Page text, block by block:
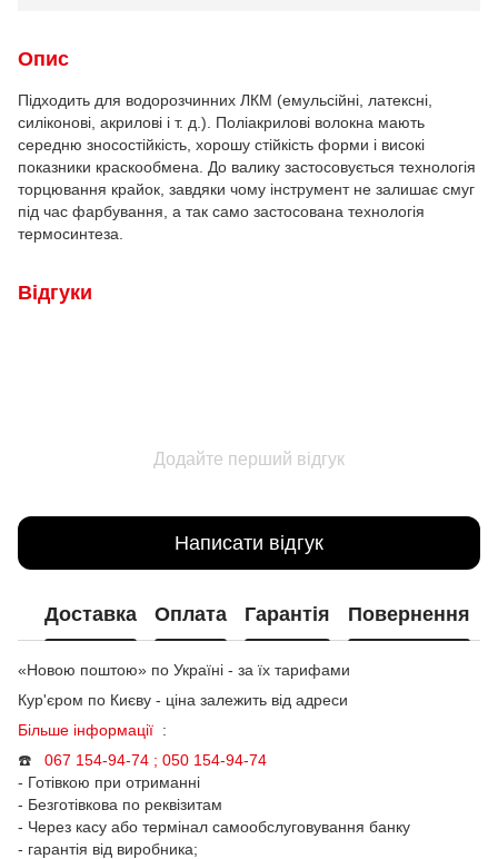
Опис
Підходить для водорозчинних ЛКМ (емульсійні, латексні,
силіконові, акрилові і т. д.). Поліакрилові волокна мають
середню зносостійкість, хорошу стійкість форми і високі
показники краскообмена. До валику застосовується технологія
торцювання крайок, завдяки чому інструмент не залишає смуг
під час фарбування, а так само застосована технологія
термосинтеза.
Відгуки
Додайте перший відгук
Написати відгук
Доставка Оплата Гарантія Повернення
«Новою поштою» по Україні - за їх тарифами
Кур'єром по Києву - ціна залежить від адреси
Більше інформації :
☎️ 067 154-94-74 ; 050 154-94-74
- Готівкою при отриманні
- Безготівкова по реквізитам
- Через касу або термінал самообслуговування банку
- гарантія від виробника;